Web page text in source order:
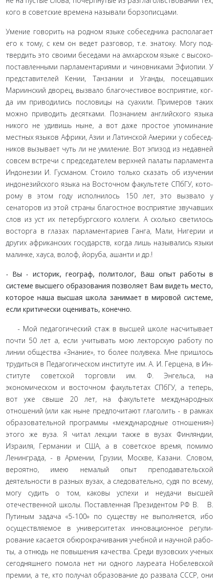
кого в советские времена называли борзописцами.
Умение говорить на родном языке собеседника распола­гает
его к тому, с кем он ведет разговор, т.е. знатоку. Могу под­
твердить это своими беседами на амхарском языке с высоко­
поставленными парламентариями и чиновниками Эфиопии. У
представителей Кении, Танзании и Уганды, посещавших
Мариинский дворец, вызвало благочестивое восприятие, ког­
да им приводились пословицы на суахили. Примеров таких
можно приводить десятками. Познанием английского языка
никого не удивишь ныне, а вот даже простое упоминание
мест­ных языков Африки, Азии и Латинской Америки у собесед­
ников вызывает чуть ли не умиление. Вот эпизод из недавней
совсем встречи с председателем верхней палаты парламента
Индонезии И. Гусманом. Стоило только сказать об изучении
индонезийского языка на Восточном факультете СПбГУ, кото­
рому в этом году исполнилось 150 лет, это вызвало у
сенаторов из этой страны благостное восприятие звучавших
слов из уст их петербургского коллеги. А сколько светилось
восторга в гла­зах парламентариев Ганга, Мали, Нигерии и
других африкан­ских государств, когда лишь назывались языки
малинке, хауса, волоф, йоруба, ашанти и др.!
- Вы - историк, географ, политолог, Ваш опыт рабо­ты в
системе высшего образования позволяет Вам видеть место,
которое наша высшая школа занимает в мировой системе,
если критически оценивать, конечно.
- Мой педагогический стаж в высшей школе насчитыва­ет
почти 50 лет а, если учитывать мою лекторскую работу по
линии общества «Знание», то более полувека. Мне пришлось
трудиться в Педагогическом институте им. А. И. Герцена, в Ин­
ституте советской торговли им. Ф. Энгельса, на
экономическом и восточном факультетах СПбГУ, а теперь,
вот уже свыше 20 лет, на факультете международных
отношений (или как ныне предпочитают глаголить - в рамках
образовательной про­граммы «международные отношения»)
этого же вуза. Я читал лекции также в вузах Финляндии,
Израиля, Германии и США, а в советское время, помимо
Ленинграда, - в Армении, Грузии, Москве, Казани. Словом,
вероятно, имею немалый опыт пре­подавательской
деятельности в разных вузах, а следовательно, судя по всему,
могу судить о том, каковы успехи и неудачи высшей
отечественной школы. Поставленная Президентом РФ В. В.
Путиным задача «5-100» по существу не выполняется, ибо
осуществляемое в университетах инновационное регули­
рование касается обюрокрачивания учебной и научной рабо­
ты, а отнюдь не повышения качества. Среди вузовских ученых
сегодняшнего помола нет ни одного лауреата Нобелевской
премии, а те, кто получал образование до развала СССР, они